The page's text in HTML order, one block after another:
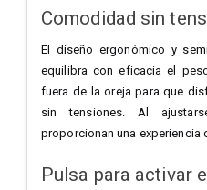
Comodidad sin
El diseño ergonómico y
equilibra con eficacia el
fuera de la oreja para que
sin tensiones. Al
proporcionan una experiencia
Pulsa para activar